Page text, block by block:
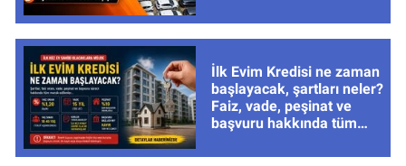
İlk Evim Kredisi ne zaman
başlayacak, şartları neler?
Faiz, vade, peşinat ve
başvuru hakkında tüm